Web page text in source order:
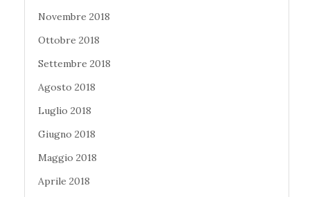
Novembre 2018
Ottobre 2018
Settembre 2018
Agosto 2018
Luglio 2018
Giugno 2018
Maggio 2018
Aprile 2018